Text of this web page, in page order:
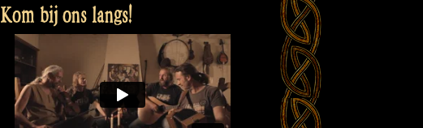
Kom bij ons langs!